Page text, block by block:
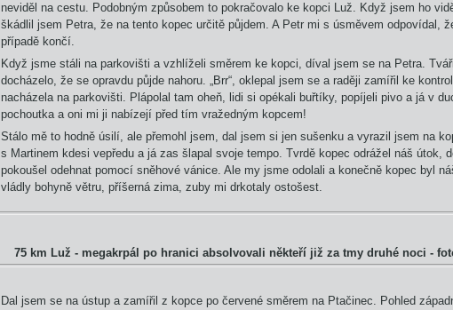
neviděl na cestu. Podobným způsobem to pokračovalo ke kopci Luž. Když jsem ho
škádlil jsem Petra, že na tento kopec určitě půjdem. A Petr mi s úsměvem odpovídal,
případě končí.
Když jsme stáli na parkovišti a vzhlíželi směrem ke kopci, díval jsem se na Petra.
docházelo, že se opravdu půjde nahoru. „Brr“, oklepal jsem se a raději zamířil ke
nacházela na parkovišti. Plápolal tam oheň, lidi si opékali buřtíky, popíjeli pivo a já v
pochoutka a oni mi ji nabízejí před tím vražedným kopcem!
Stálo mě to hodně úsilí, ale přemohl jsem, dal jsem si jen sušenku a vyrazil jsem na
s Martinem kdesi vepředu a já zas šlapal svoje tempo. Tvrdě kopec odrážel náš útok,
pokoušel odehnat pomocí sněhové vánice. Ale my jsme odolali a konečně kopec byl
vládly bohyně větru, příšerná zima, zuby mi drkotaly ostošest.
75 km Luž - megakrpál po hranici absolvovali někteří již za tmy druhé noci -
Dal jsem se na ústup a zamířil z kopce po červené směrem na Ptačinec. Pohled